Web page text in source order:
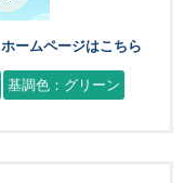
ホームページはこちら
基調色：グリーン